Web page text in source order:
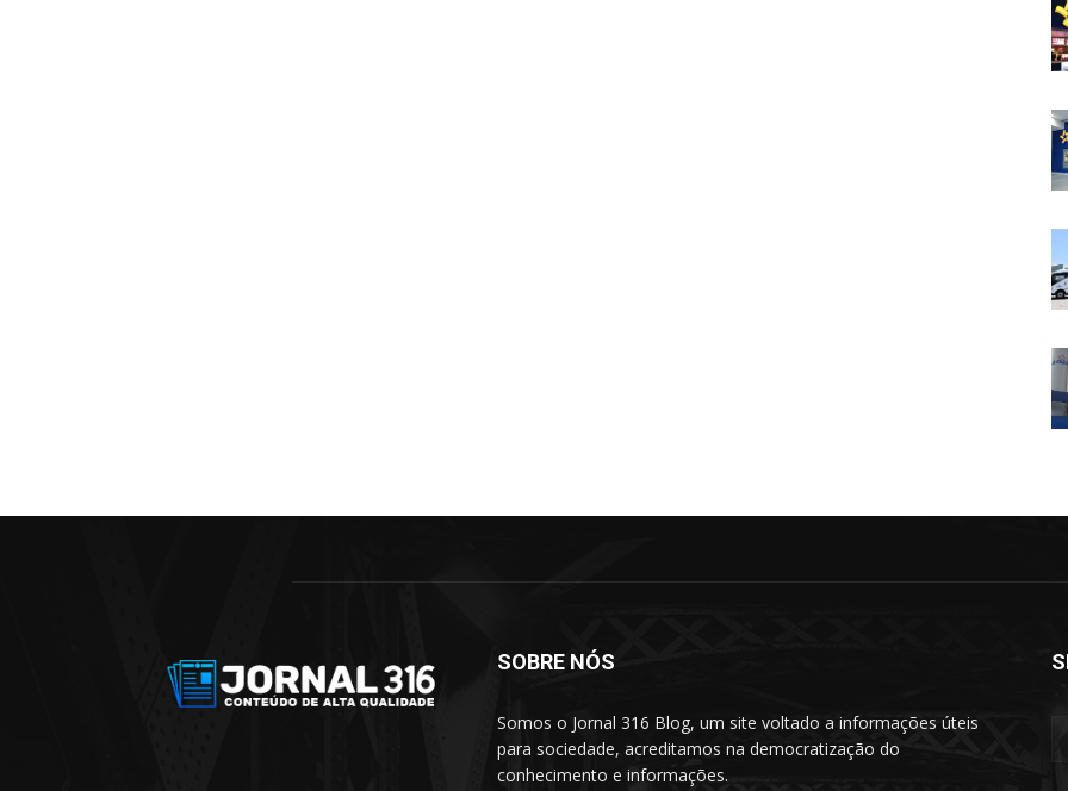
SOBRE NÓS
Somos o Jornal 316 Blog, um site voltado a informações úteis
para sociedade, acreditamos na democratização do
conhecimento e informações.